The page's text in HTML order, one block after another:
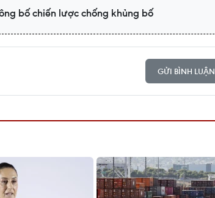
bố chiến lược chống khủng bố
GỬI BÌNH LUẬN